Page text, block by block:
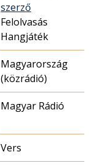
szerző
Felolvasás
Hangjáték
Magyarország
(közrádió)
Magyar Rádió
Vers